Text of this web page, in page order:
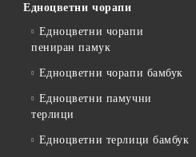
Едноцветни чорапи
Едноцветни чорапи
пениран памук
Едноцветни чорапи бамбук
Едноцветни памучни
терлици
Едноцветни терлици бамбук